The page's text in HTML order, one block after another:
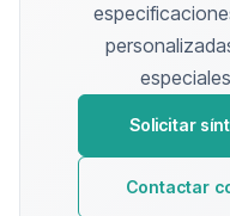
Solicitar
Contactar